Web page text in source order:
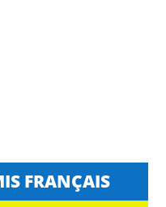
FRANÇAIS